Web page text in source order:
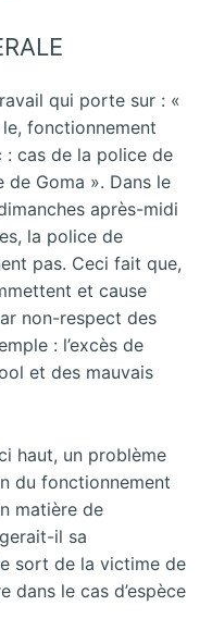
qui porte sur : «
fonctionnement
cas de la police de
Goma ». Dans le
après-midi
la police de
pas. Ceci fait que,
et cause
non-respect des
: l’excès de
et des mauvais
haut, un problème
du fonctionnement
matière de
il sa
sort de la victime de
dans le cas d’espèce